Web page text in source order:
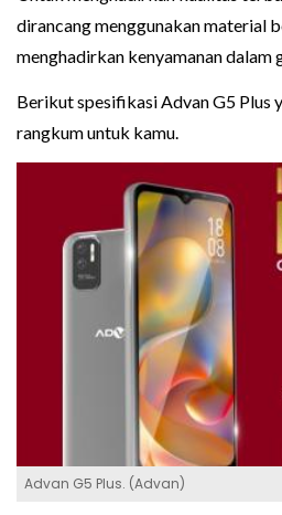
dirancang menggunakan material
menghadirkan kenyamanan dalam
Berikut spesifikasi Advan G5 Plus
rangkum untuk kamu.
Advan G5 Plus. (Advan)